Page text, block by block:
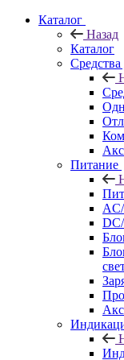
Каталог
Назад
Каталог
Средства
Питание